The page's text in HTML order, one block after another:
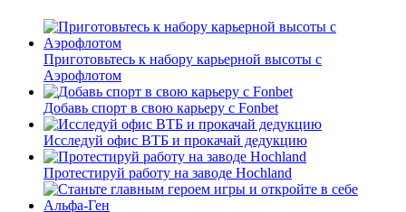
Приготовьтесь к набору карьерной высоты с
Аэрофлотом
Добавь спорт в свою карьеру с Fonbet
Исследуй офис ВТБ и прокачай дедукцию
Протестируй работу на заводе Hochland